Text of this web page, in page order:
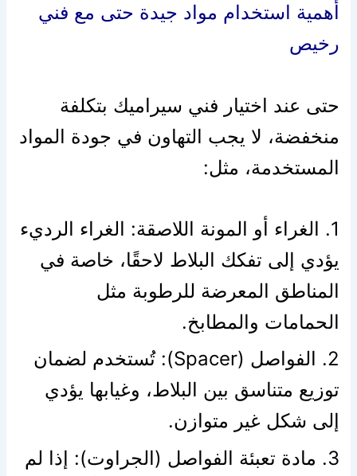
أهمية استخدام مواد جيدة حتى مع فني
رخيص
حتى عند اختيار فني سيراميك بتكلفة
منخفضة، لا يجب التهاون في جودة المواد
المستخدمة، مثل:
1. الغراء أو المونة اللاصقة: الغراء الرديء
يؤدي إلى تفكك البلاط لاحقًا، خاصة في
المناطق المعرضة للرطوبة مثل
الحمامات والمطابخ.
2. الفواصل (Spacer): تُستخدم لضمان
توزيع متناسق بين البلاط، وغيابها يؤدي
إلى شكل غير متوازن.
3. مادة تعبئة الفواصل (الجراوت): إذا لم